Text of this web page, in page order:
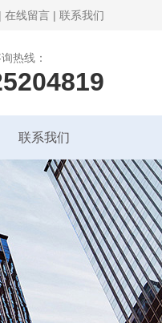
| 在线留言 | 联系我们
热线：
联系我们